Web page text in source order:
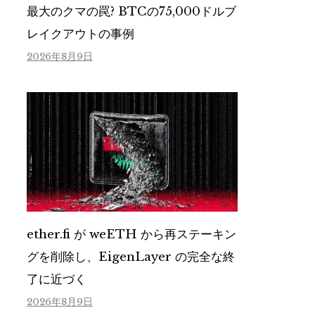
最大のクマの罠? BTCの75,000ドルブ
レイクアウトの事例
2026年8月9日
ether.fi が weETH から再ステーキン
グを削除し、EigenLayer の完全な終
了に近づく
2026年8月9日